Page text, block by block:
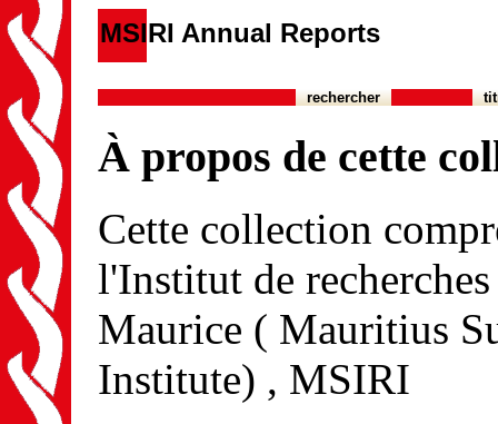
MSIRI Annual Reports
rechercher
À propos de cette
Cette collection
l'Institut de
Maurice ( Mauritius
Institute) , MSIRI